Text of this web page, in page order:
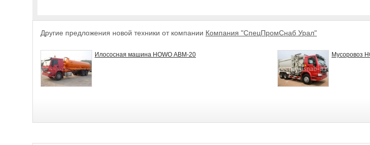
Другие предложения новой техники от компании Компания "СпецПромСнаб Урал"
Илососная машина HOWO АВМ-20 Мусоровоз